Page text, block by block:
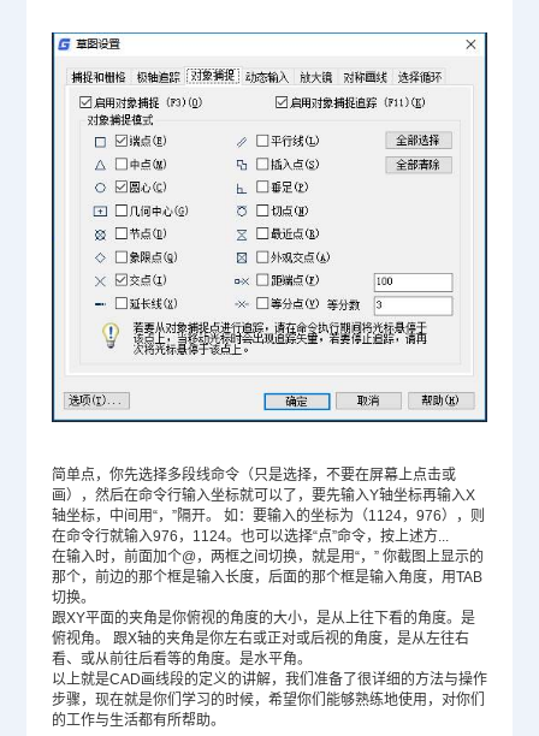
简单点，你先选择多段线命令（只是选择，不要在屏幕上点击或
画），然后在命令行输入坐标就可以了，要先输入Y轴坐标再输入X
轴坐标，中间用“，”隔开。 如：要输入的坐标为（1124，976），则
在命令行就输入976，1124。也可以选择“点”命令，按上述方...
在输入时，前面加个@，两框之间切换，就是用“，” 你截图上显示的
那个，前边的那个框是输入长度，后面的那个框是输入角度，用TAB
切换。
跟XY平面的夹角是你俯视的角度的大小，是从上往下看的角度。是
俯视角。 跟X轴的夹角是你左右或正对或后视的角度，是从左往右
看、或从前往后看等的角度。是水平角。
以上就是CAD画线段的定义的讲解，我们准备了很详细的方法与操作
步骤，现在就是你们学习的时候，希望你们能够熟练地使用，对你们
的工作与生活都有所帮助。